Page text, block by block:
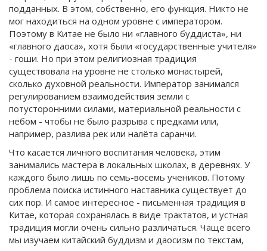
подданных. В этом, собственно, его функция. Никто не
мог находиться на одном уровне с императором.
Поэтому в Китае не было ни «главного буддиста», ни
«главного даоса», хотя были «государственные учителя»
- гоши. Но при этом религиозная традиция
существовала на уровне не столько монастырей,
сколько духовной реальности. Император занимался
регулированием взаимодействия земли с
потусторонними силами, материальной реальности с
небом - чтобы не было разрыва с предками или,
например, разлива рек или налёта саранчи.
Что касается личного воспитания человека, этим
занимались мастера в локальных школах, в деревнях. У
каждого было лишь по семь-восемь учеников. Потому
проблема поиска истинного наставника существует до
сих пор. И самое интересное - письменная традиция в
Китае, которая сохранялась в виде трактатов, и устная
традиция могли очень сильно различаться. Чаще всего
мы изучаем китайский буддизм и даосизм по текстам,